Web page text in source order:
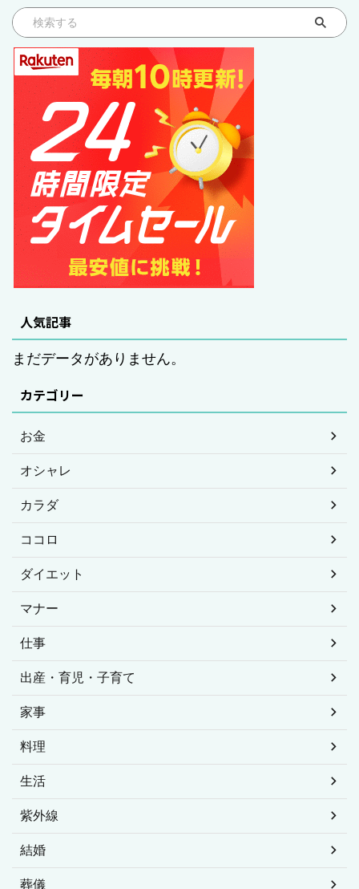
人気記事
まだデータがありません。
カテゴリー
お金
オシャレ
カラダ
ココロ
ダイエット
マナー
仕事
出産・育児・子育て
家事
料理
生活
紫外線
結婚
葬儀